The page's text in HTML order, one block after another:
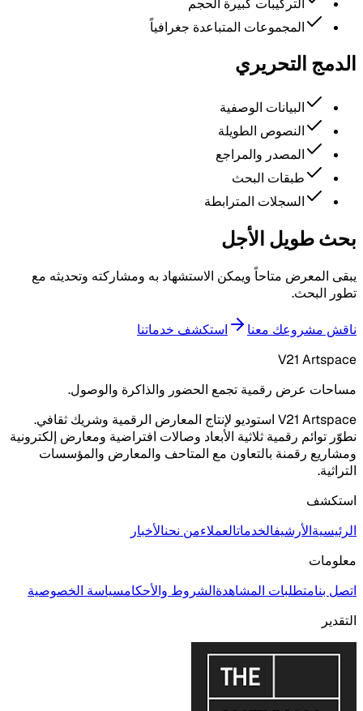
المجموعات المتباعدة جغرافياً
الدمج التحريري
البيانات الوصفية
النصوص الطويلة
المصدر والمراجع
طبقات البحث
السجلات المترابطة
بحث طويل الأجل
يبقى المعرض متاحاً ويمكن الاستشهاد به ومشاركته وتحديثه مع
تطور البحث.
ناقش مشروعك معنا
استكشف خدماتنا
V21 Artspace
مساحات عرض رقمية تجمع الحضور والذاكرة والوصول.
V21 Artspace استوديو لإنتاج المعارض الرقمية وشريك ثقافي.
نطوّر توائم رقمية ثلاثية الأبعاد وصالات افتراضية ومعارض إلكترونية
ومشاريع رقمنة بالتعاون مع المتاحف والمعارض والمؤسسات
التراثية.
استكشف
الرئيسيةالأرشيفالخدماتالعملاءمن نحنالأخبار
معلومات
اتصل بنامتطلبات المشاهدةالشروط والأحكامسياسة الخصوصية
التقدير